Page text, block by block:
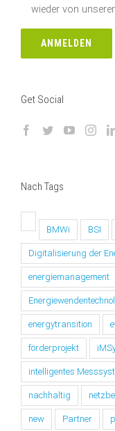
wieder von
Get Social
Nach Tags
BMWi BSI
Digitalisierung der
energiemanagement
energytransition
förderprojekt
intelligentes
nachhaltig
new Partner